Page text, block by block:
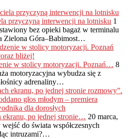
przyczyną interwencji na lotnisku 1
bez opieki bagaż w terminalu
Zielona Góra–Babimost…
w stolicy motoryzacji. Poznań… 8
motoryzacyjna wybudza się z
adrenaliny…
ekranu, po jednej stronie… 20 marca,
do świata współczesnych
intruzami?…